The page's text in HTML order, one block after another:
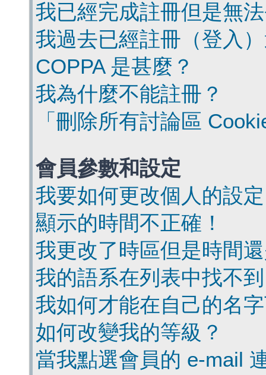
我已經完成註冊但是無
我過去已經註冊（登入
COPPA 是甚麼？
我為什麼不能註冊？
「刪除所有討論區
會員參數和設定
我要如何更改個人的設
顯示的時間不正確！
我更改了時區但是時間
我的語系在列表中找不
我如何才能在自己的名
如何改變我的等級？
當我點選會員的 e-mail